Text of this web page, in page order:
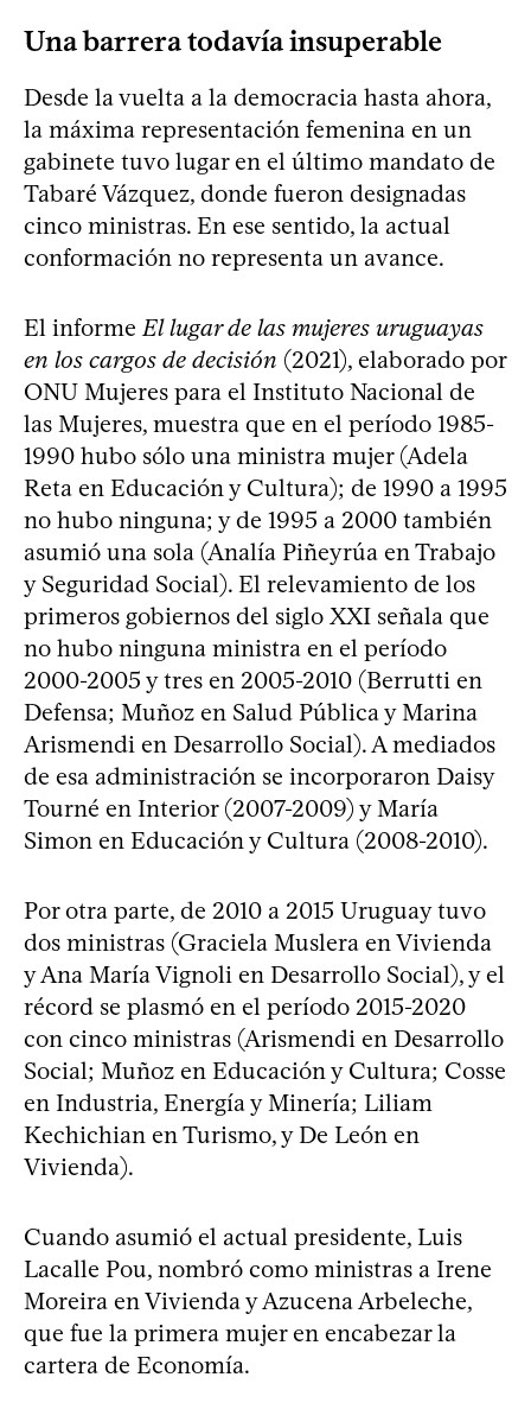
Una barrera todavía insuperable
Desde la vuelta a la democracia hasta ahora,
la máxima representación femenina en un
gabinete tuvo lugar en el último mandato de
Tabaré Vázquez, donde fueron designadas
cinco ministras. En ese sentido, la actual
conformación no representa un avance.
El informe El lugar de las mujeres uruguayas
en los cargos de decisión (2021), elaborado por
ONU Mujeres para el Instituto Nacional de
las Mujeres, muestra que en el período 1985-
1990 hubo sólo una ministra mujer (Adela
Reta en Educación y Cultura); de 1990 a 1995
no hubo ninguna; y de 1995 a 2000 también
asumió una sola (Analía Piñeyrúa en Trabajo
y Seguridad Social). El relevamiento de los
primeros gobiernos del siglo XXI señala que
no hubo ninguna ministra en el período
2000-2005 y tres en 2005-2010 (Berrutti en
Defensa; Muñoz en Salud Pública y Marina
Arismendi en Desarrollo Social). A mediados
de esa administración se incorporaron Daisy
Tourné en Interior (2007-2009) y María
Simon en Educación y Cultura (2008-2010).
Por otra parte, de 2010 a 2015 Uruguay tuvo
dos ministras (Graciela Muslera en Vivienda
y Ana María Vignoli en Desarrollo Social), y el
récord se plasmó en el período 2015-2020
con cinco ministras (Arismendi en Desarrollo
Social; Muñoz en Educación y Cultura; Cosse
en Industria, Energía y Minería; Liliam
Kechichian en Turismo, y De León en
Vivienda).
Cuando asumió el actual presidente, Luis
Lacalle Pou, nombró como ministras a Irene
Moreira en Vivienda y Azucena Arbeleche,
que fue la primera mujer en encabezar la
cartera de Economía.